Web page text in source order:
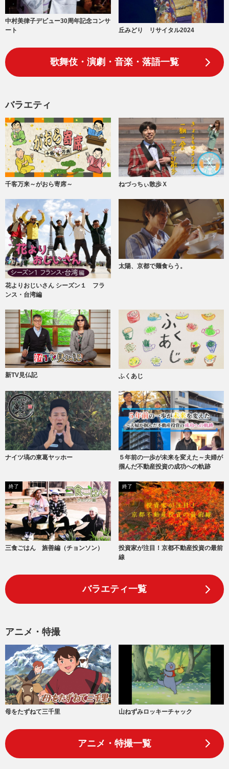
中村美律子デビュー30周年記念コンサ
ート
丘みどり リサイタル2024
歌舞伎・演劇・音楽・落語一覧
バラエティ
千客万来～がおら寄席～ ねづっちぃ散歩Ｘ
花よりおじいさん シーズン１ フラ
ンス・台湾編
太陽、京都で麺食らう。
新TV見仏記 ふくあじ
ナイツ塙の東葛ヤッホー
５年前の一歩が未来を変えた～夫婦が
掴んだ不動産投資の成功への軌跡
終了
三食ごはん 旌善編（チョンソン）
終了
投資家が注目！京都不動産投資の最前
線
バラエティ一覧
アニメ・特撮
母をたずねて三千里 山ねずみロッキーチャック
アニメ・特撮一覧